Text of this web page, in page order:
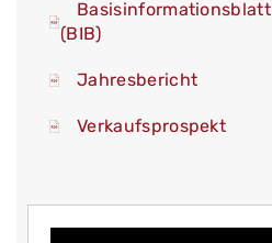
Basisinformationsblatt
(BIB)
Jahresbericht
Verkaufsprospekt